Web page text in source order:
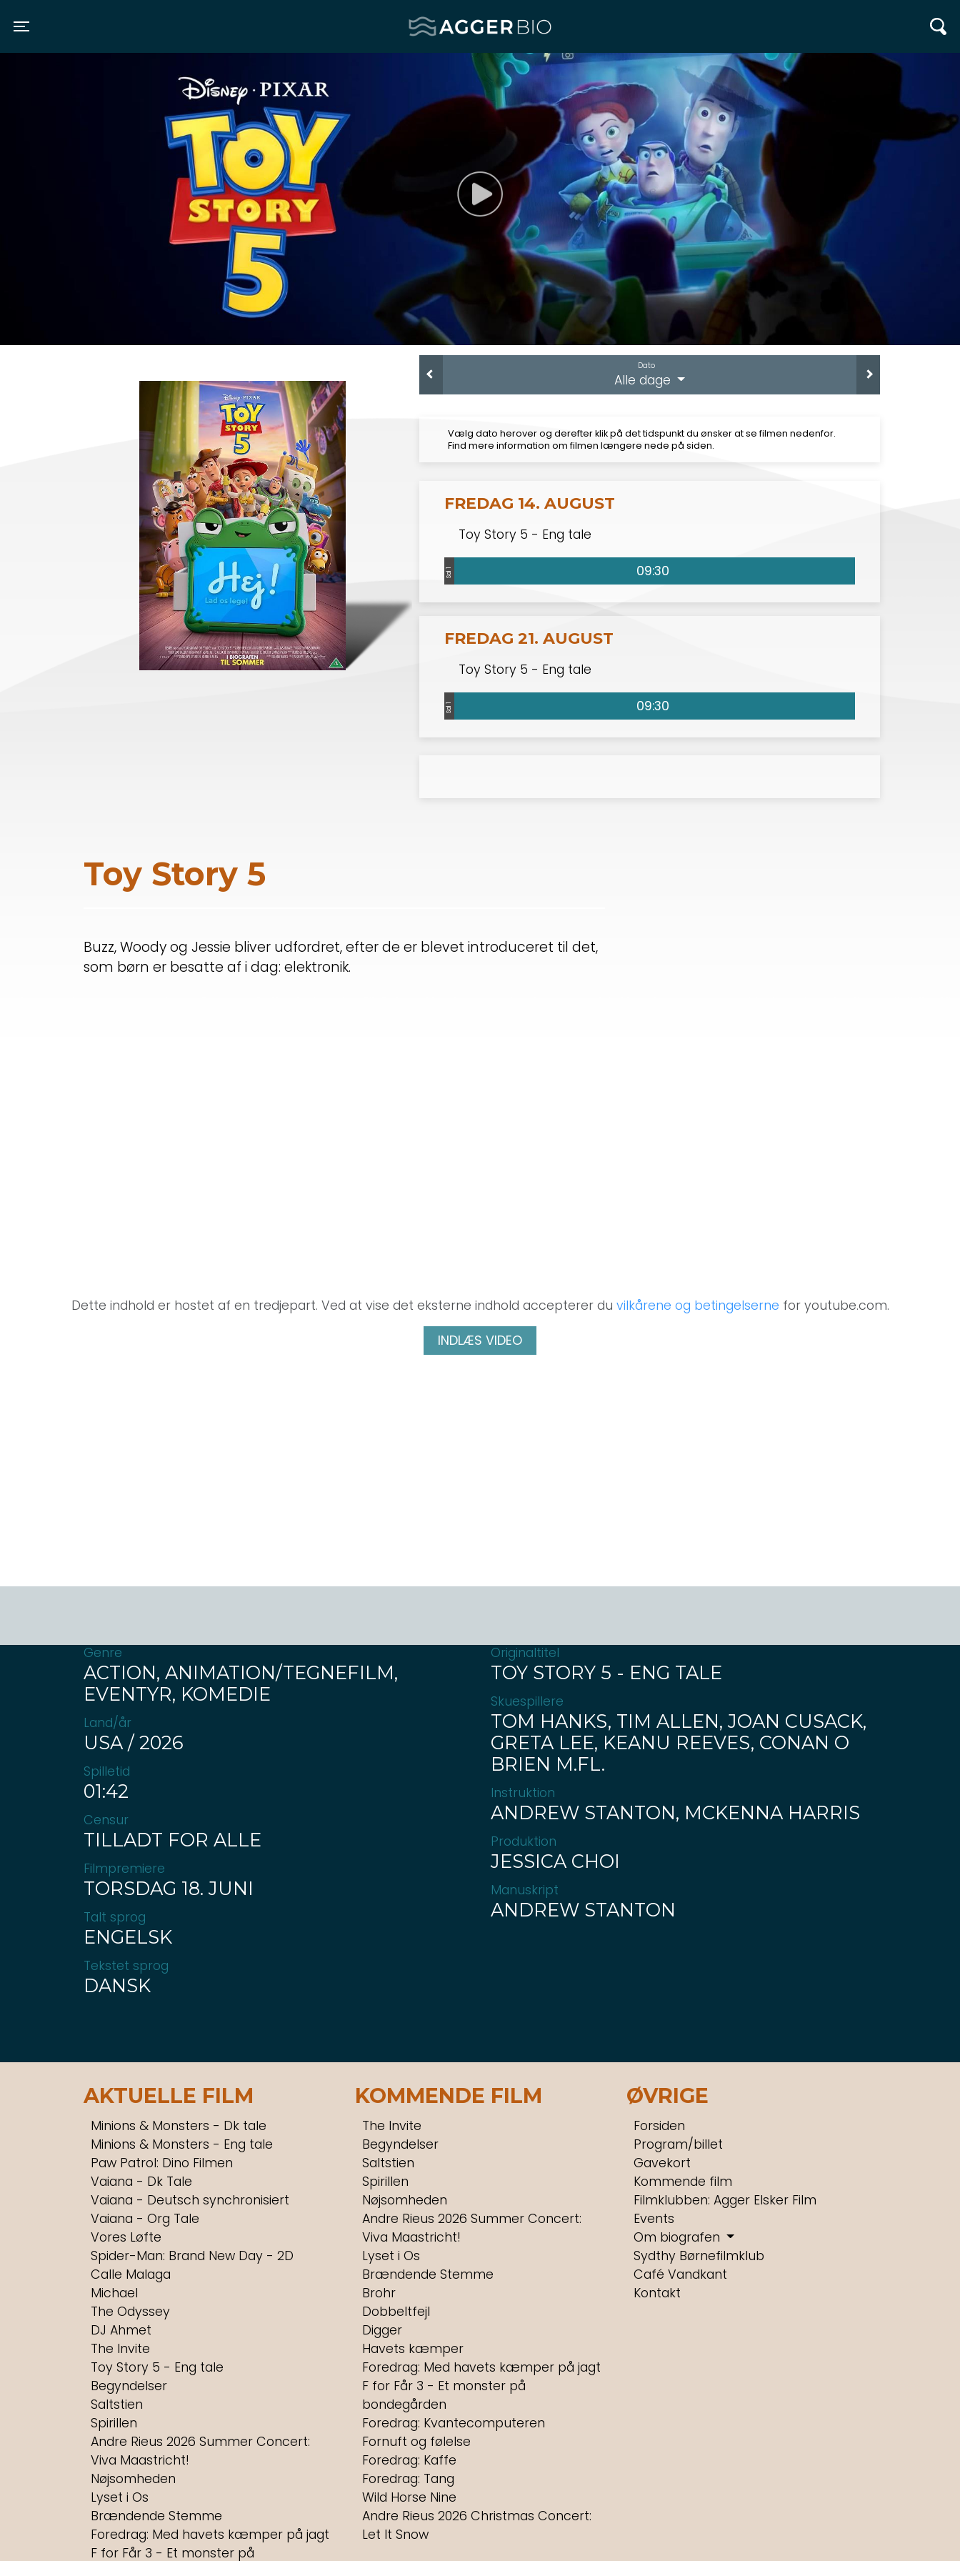
Agger BIO
Dato
Alle dage
Vælg dato herover og derefter klik på det tidspunkt du ønsker at se filmen nedenfor.
Find mere information om filmen længere nede på siden.
FREDAG 14. AUGUST
Toy Story 5 - Eng tale
Sal 1 09:30
FREDAG 21. AUGUST
Toy Story 5 - Eng tale
Sal 1 09:30
Toy Story 5
Buzz, Woody og Jessie bliver udfordret, efter de er blevet introduceret til det,
som børn er besatte af i dag: elektronik.
Dette indhold er hostet af en tredjepart. Ved at vise det eksterne indhold accepterer du vilkårene og betingelserne for youtube.com.
INDLÆS VIDEO
Genre
ACTION, ANIMATION/TEGNEFILM,
EVENTYR, KOMEDIE
Land/år
USA / 2026
Spilletid
01:42
Censur
TILLADT FOR ALLE
Filmpremiere
TORSDAG 18. JUNI
Talt sprog
ENGELSK
Tekstet sprog
DANSK
Originaltitel
TOY STORY 5 - ENG TALE
Skuespillere
TOM HANKS, TIM ALLEN, JOAN CUSACK,
GRETA LEE, KEANU REEVES, CONAN O
BRIEN M.FL.
Instruktion
ANDREW STANTON, MCKENNA HARRIS
Produktion
JESSICA CHOI
Manuskript
ANDREW STANTON
AKTUELLE FILM
Minions & Monsters - Dk tale
Minions & Monsters - Eng tale
Paw Patrol: Dino Filmen
Vaiana - Dk Tale
Vaiana - Deutsch synchronisiert
Vaiana - Org Tale
Vores Løfte
Spider-Man: Brand New Day - 2D
Calle Malaga
Michael
The Odyssey
DJ Ahmet
The Invite
Toy Story 5 - Eng tale
Begyndelser
Saltstien
Spirillen
Andre Rieus 2026 Summer Concert:
Viva Maastricht!
Nøjsomheden
Lyset i Os
Brændende Stemme
Foredrag: Med havets kæmper på jagt
F for Får 3 - Et monster på
KOMMENDE FILM
The Invite
Begyndelser
Saltstien
Spirillen
Nøjsomheden
Andre Rieus 2026 Summer Concert:
Viva Maastricht!
Lyset i Os
Brændende Stemme
Brohr
Dobbeltfejl
Digger
Havets kæmper
Foredrag: Med havets kæmper på jagt
F for Får 3 - Et monster på
bondegården
Foredrag: Kvantecomputeren
Fornuft og følelse
Foredrag: Kaffe
Foredrag: Tang
Wild Horse Nine
Andre Rieus 2026 Christmas Concert:
Let It Snow
ØVRIGE
Forsiden
Program/billet
Gavekort
Kommende film
Filmklubben: Agger Elsker Film
Events
Om biografen
Sydthy Børnefilmklub
Café Vandkant
Kontakt